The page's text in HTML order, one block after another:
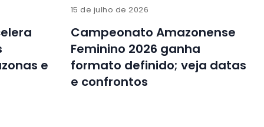
e
15 de julho de 2026
Campeonato Amazonense
Feminino 2026 ganha
formato definido; veja datas
e confrontos